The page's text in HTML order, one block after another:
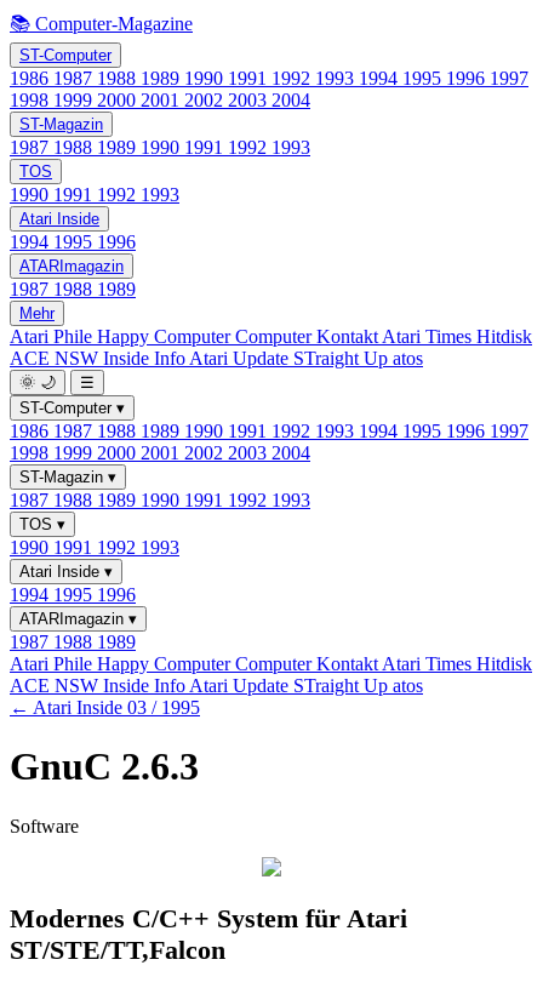
📚 Computer-Magazine
ST-Computer
1986 1987 1988 1989 1990 1991 1992 1993 1994 1995 1996 1997
1998 1999 2000 2001 2002 2003 2004
ST-Magazin
1987 1988 1989 1990 1991 1992 1993
TOS
1990 1991 1992 1993
Atari Inside
1994 1995 1996
ATARImagazin
1987 1988 1989
Mehr
Atari Phile Happy ComputerComputer Kontakt Atari Times Hitdisk
ACE NSW Inside Info Atari Update STraight Up atos
🌞 🌙
☰
ST-Computer ▾
1986 1987 1988 1989 1990 1991 1992 1993 1994 1995 1996 1997
1998 1999 2000 2001 2002 2003 2004
ST-Magazin ▾
1987 1988 1989 1990 1991 1992 1993
TOS ▾
1990 1991 1992 1993
Atari Inside ▾
1994 1995 1996
ATARImagazin ▾
1987 1988 1989
Atari Phile Happy ComputerComputer Kontakt Atari Times Hitdisk
ACE NSW Inside Info Atari Update STraight Up atos
← Atari Inside 03 / 1995
GnuC 2.6.3
Software
Modernes C/C++ System für Atari
ST/STE/TT,Falcon